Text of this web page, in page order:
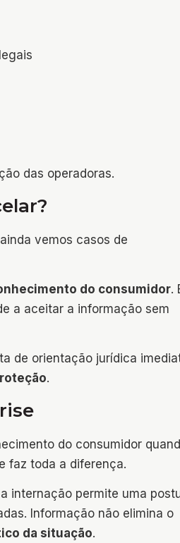
das operadoras.
vemos casos de
do consumidor.
a aceitar a informação sem
de orientação jurídica
.
do consumidor
faz toda a diferença.
internação permite uma
Informação não elimina o
da situação.